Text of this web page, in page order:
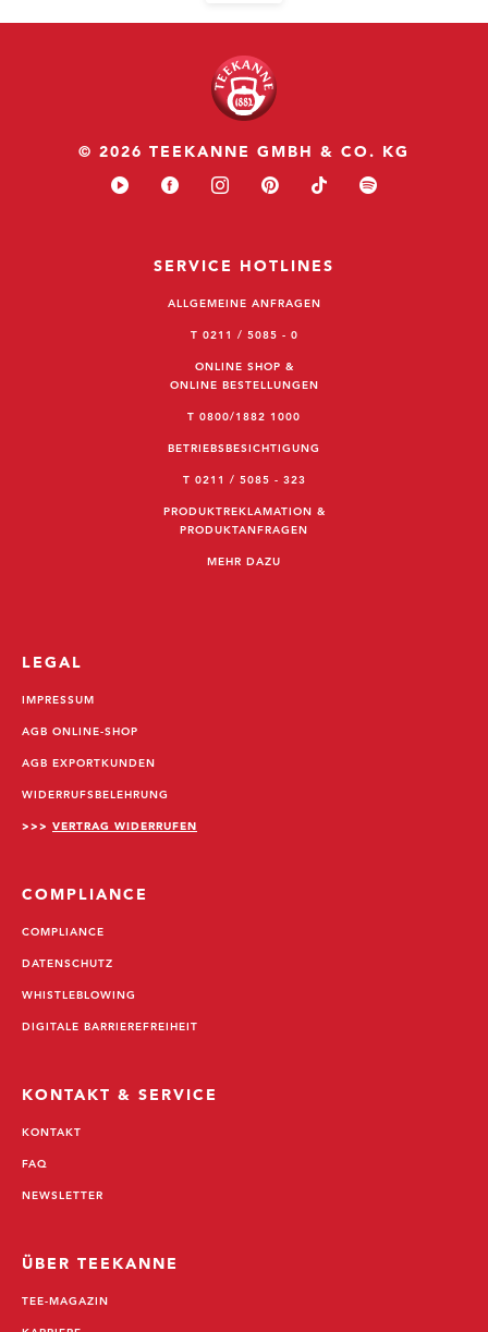
© 2026 TEEKANNE GMBH & CO. KG
SERVICE HOTLINES
ALLGEMEINE ANFRAGEN
T 0211 / 5085 - 0
ONLINE SHOP &
ONLINE BESTELLUNGEN
T 0800/1882 1000
BETRIEBSBESICHTIGUNG
T 0211 / 5085 - 323
PRODUKTREKLAMATION &
PRODUKTANFRAGEN
MEHR DAZU
LEGAL
IMPRESSUM
AGB ONLINE-SHOP
AGB EXPORTKUNDEN
WIDERRUFSBELEHRUNG
>>> VERTRAG WIDERRUFEN
COMPLIANCE
COMPLIANCE
DATENSCHUTZ
WHISTLEBLOWING
DIGITALE BARRIEREFREIHEIT
KONTAKT & SERVICE
KONTAKT
FAQ
NEWSLETTER
ÜBER TEEKANNE
TEE-MAGAZIN